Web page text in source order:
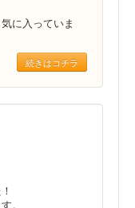
に入っていま
続きはコチラ
。